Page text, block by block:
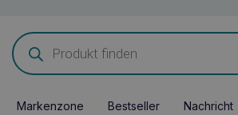
Products
search
Markenzone Bestseller Nachricht